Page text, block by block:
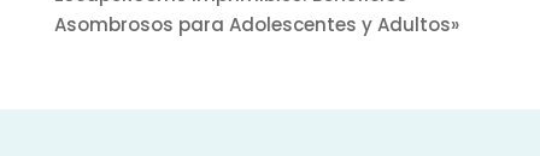
Asombrosos para Adolescentes y Adultos»